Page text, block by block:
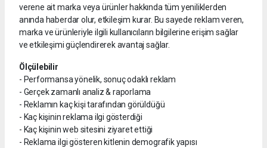
verene ait marka veya ürünler hakkında tüm yeniliklerden
anında haberdar olur, etkileşim kurar. Bu sayede reklam veren,
marka ve ürünleriyle ilgili kullanıcıların bilgilerine erişim sağlar
ve etkileşimi güçlendirerek avantaj sağlar.
Ölçülebilir
- Performansa yönelik, sonuç odaklı reklam
- Gerçek zamanlı analiz & raporlama
- Reklamın kaç kişi tarafından görüldüğü
- Kaç kişinin reklama ilgi gösterdiği
- Kaç kişinin web sitesini ziyaret ettiği
- Reklama ilgi gösteren kitlenin demografik yapısı